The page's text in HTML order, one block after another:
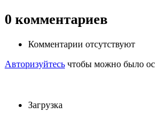
0 комментариев
Комментарии отсутствуют
Авторизуйтесь чтобы можно было
Загрузка